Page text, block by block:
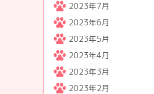
2023年7月
2023年6月
2023年5月
2023年4月
2023年3月
2023年2月